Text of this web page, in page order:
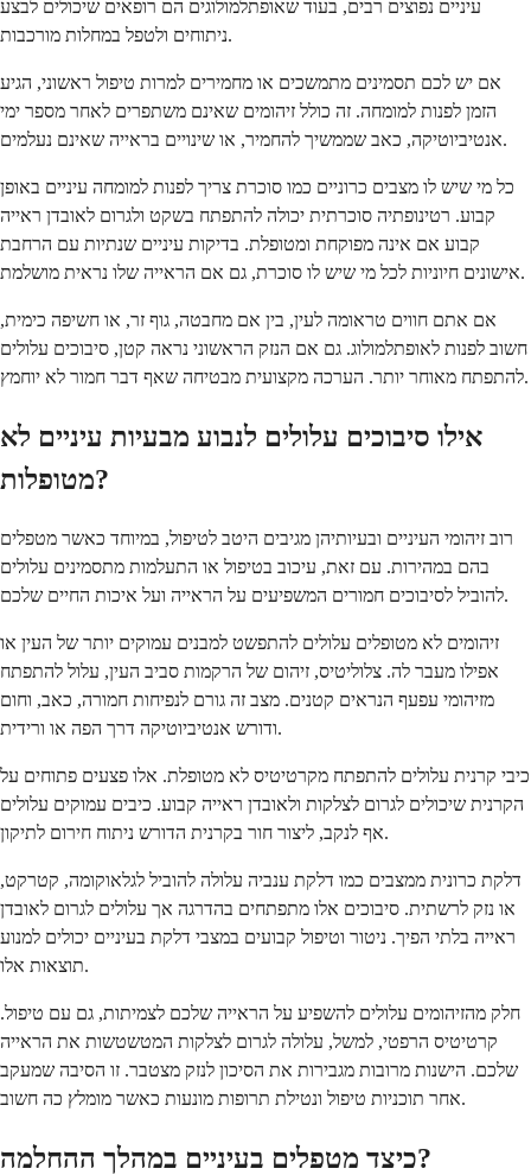
עיניים נפוצים רבים, בעוד שאופתלמולוגים הם רופאים שיכולים לבצע
ניתוחים ולטפל במחלות מורכבות.
אם יש לכם תסמינים מתמשכים או מחמירים למרות טיפול ראשוני, הגיע
הזמן לפנות למומחה. זה כולל זיהומים שאינם משתפרים לאחר מספר ימי
אנטיביוטיקה, כאב שממשיך להחמיר, או שינויים בראייה שאינם נעלמים.
כל מי שיש לו מצבים כרוניים כמו סוכרת צריך לפנות למומחה עיניים באופן
קבוע. רטינופתיה סוכרתית יכולה להתפתח בשקט ולגרום לאובדן ראייה
קבוע אם אינה מפוקחת ומטופלת. בדיקות עיניים שנתיות עם הרחבת
אישונים חיוניות לכל מי שיש לו סוכרת, גם אם הראייה שלו נראית מושלמת.
אם אתם חווים טראומה לעין, בין אם מחבטה, גוף זר, או חשיפה כימית,
חשוב לפנות לאופתלמולוג. גם אם הנזק הראשוני נראה קטן, סיבוכים עלולים
להתפתח מאוחר יותר. הערכה מקצועית מבטיחה שאף דבר חמור לא יוחמץ.
אילו סיבוכים עלולים לנבוע מבעיות עיניים לא
מטופלות?
רוב זיהומי העיניים ובעיותיהן מגיבים היטב לטיפול, במיוחד כאשר מטפלים
בהם במהירות. עם זאת, עיכוב בטיפול או התעלמות מתסמינים עלולים
להוביל לסיבוכים חמורים המשפיעים על הראייה ועל איכות החיים שלכם.
זיהומים לא מטופלים עלולים להתפשט למבנים עמוקים יותר של העין או
אפילו מעבר לה. צלוליטיס, זיהום של הרקמות סביב העין, עלול להתפתח
מזיהומי עפעף הנראים קטנים. מצב זה גורם לנפיחות חמורה, כאב, וחום
ודורש אנטיביוטיקה דרך הפה או ורידית.
כיבי קרנית עלולים להתפתח מקרטיטיס לא מטופלת. אלו פצעים פתוחים על
הקרנית שיכולים לגרום לצלקות ולאובדן ראייה קבוע. כיבים עמוקים עלולים
אף לנקב, ליצור חור בקרנית הדורש ניתוח חירום לתיקון.
דלקת כרונית ממצבים כמו דלקת ענביה עלולה להוביל לגלאוקומה, קטרקט,
או נזק לרשתית. סיבוכים אלו מתפתחים בהדרגה אך עלולים לגרום לאובדן
ראייה בלתי הפיך. ניטור וטיפול קבועים במצבי דלקת בעיניים יכולים למנוע
תוצאות אלו.
חלק מהזיהומים עלולים להשפיע על הראייה שלכם לצמיתות, גם עם טיפול.
קרטיטיס הרפטי, למשל, עלולה לגרום לצלקות המטשטשות את הראייה
שלכם. הישנות מרובות מגבירות את הסיכון לנזק מצטבר. זו הסיבה שמעקב
אחר תוכניות טיפול ונטילת תרופות מונעות כאשר מומלץ כה חשוב.
כיצד מטפלים בעיניים במהלך ההחלמה?